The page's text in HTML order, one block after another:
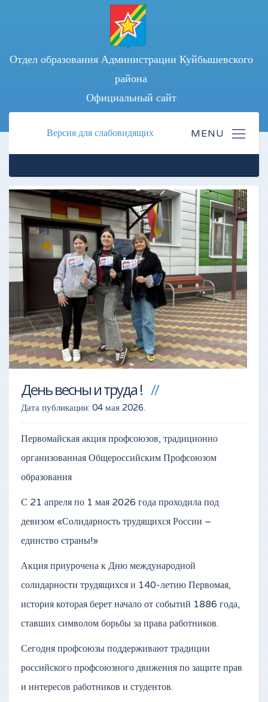
Отдел образования Администрации Куйбышевского
района
Официальный сайт
Версия для слабовидящих
День весны и труда !
Дата публикации: 04 мая 2026.
Первомайская акция профсоюзов, традиционно
организованная Общероссийским Профсоюзом
образования
С 21 апреля по 1 мая 2026 года проходила под
девизом «Солидарность трудящихся России –
единство страны!»
Акция приурочена к Дню международной
солидарности трудящихся и 140-летию Первомая,
история которая берет начало от событий 1886 года,
ставших символом борьбы за права работников.
Сегодня профсоюзы поддерживают традиции
российского профсоюзного движения по защите прав
и интересов работников и студентов.